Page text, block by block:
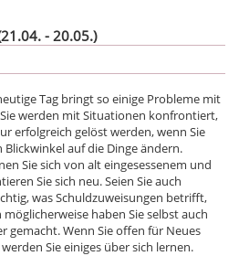
- 20.05.)
Tag bringt so einige Probleme mit
werden mit Situationen konfrontiert,
erfolgreich gelöst werden, wenn Sie
Blickwinkel auf die Dinge ändern.
Sie sich von alt eingesessenem und
Sie sich neu. Seien Sie auch
was Schuldzuweisungen betrifft,
möglicherweise haben Sie selbst auch
gemacht. Wenn Sie offen für Neues
Sie einiges über sich lernen.